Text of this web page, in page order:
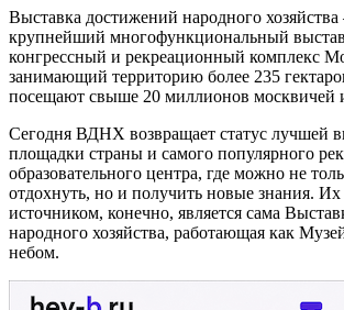
Выставка достижений народного
крупнейший многофункциональный
конгрессный и рекреационный комплекс
занимающий территорию более 235
посещают свыше 20 миллионов москвичей
Сегодня ВДНХ возвращает статус лучшей
площадки страны и самого популярного
образовательного центра, где можно не
отдохнуть, но и получить новые знания.
источником, конечно, является сама
народного хозяйства, работающая как
небом.